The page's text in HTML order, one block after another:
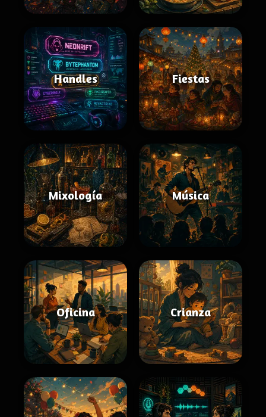
Handles Fiestas
Mixología Música
Oficina Crianza